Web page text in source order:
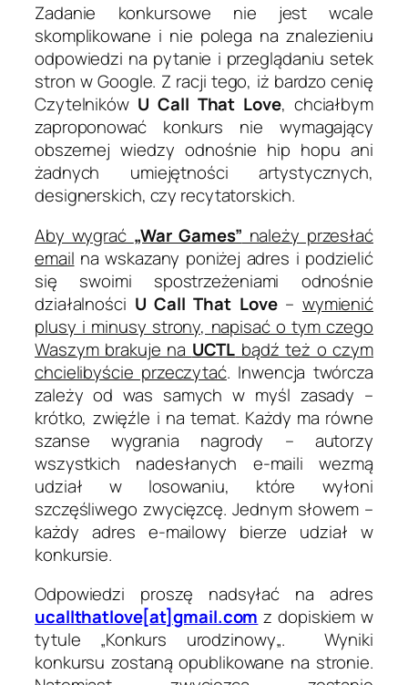
Zadanie konkursowe nie jest wcale
skomplikowane i nie polega na znalezieniu
odpowiedzi na pytanie i przeglądaniu setek
stron w Google. Z racji tego, iż bardzo cenię
Czytelników U Call That Love, chciałbym
zaproponować konkurs nie wymagający
obszernej wiedzy odnośnie hip hopu ani
żadnych umiejętności artystycznych,
designerskich, czy recytatorskich.
Aby wygrać „War Games” należy przesłać
email na wskazany poniżej adres i podzielić
się swoimi spostrzeżeniami odnośnie
działalności U Call That Love– wymienić
plusy i minusy strony, napisać o tym czego
Waszym brakuje na UCTL bądź też o czym
chcielibyście przeczytać. Inwencja twórcza
zależy od was samych w myśl zasady –
krótko, zwięźle i na temat. Każdy ma równe
szanse wygrania nagrody – autorzy
wszystkich nadesłanych e-maili wezmą
udział w losowaniu, które wyłoni
szczęśliwego zwycięzcę. Jednym słowem –
każdy adres e-mailowy bierze udział w
konkursie.
Odpowiedzi proszę nadsyłać na adres
ucallthatlove[at]gmail.com z dopiskiem w
tytule „Konkurs urodzinowy„. Wyniki
konkursu zostaną opublikowane na stronie.